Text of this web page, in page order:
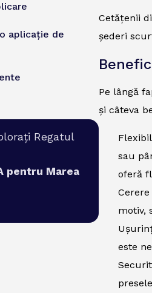
aplicație de
Regatul
pentru Marea
Cetățenii
șederi
Pe lângă
și câteva
sau
oferă
motiv,
este